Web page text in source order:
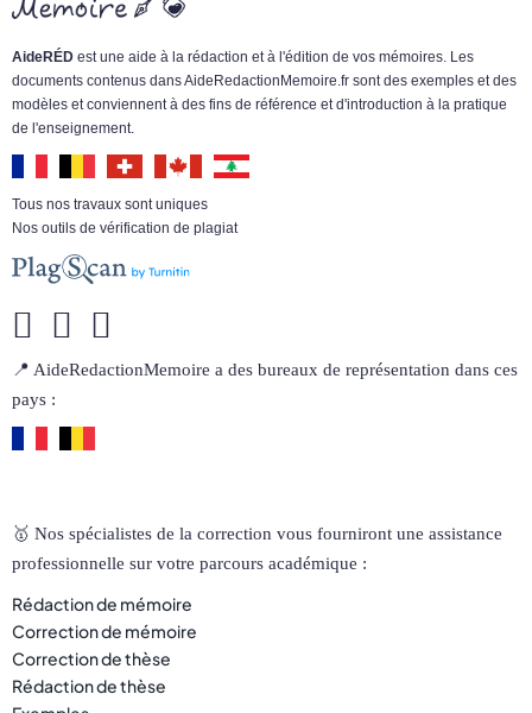
AideRÉD est une aide à la rédaction et à l'édition de vos mémoires. Les
documents contenus dans AideRedactionMemoire.fr sont des exemples et des
modèles et conviennent à des fins de référence et d'introduction à la pratique
de l'enseignement.
Tous nos travaux sont uniques
Nos outils de vérification de plagiat
📍 AideRedactionMemoire a des bureaux de représentation dans ces
pays :
🥇 Nos spécialistes de la correction vous fourniront une assistance
professionnelle sur votre parcours académique :
Rédaction de mémoire
Correction de mémoire
Correction de thèse
Rédaction de thèse